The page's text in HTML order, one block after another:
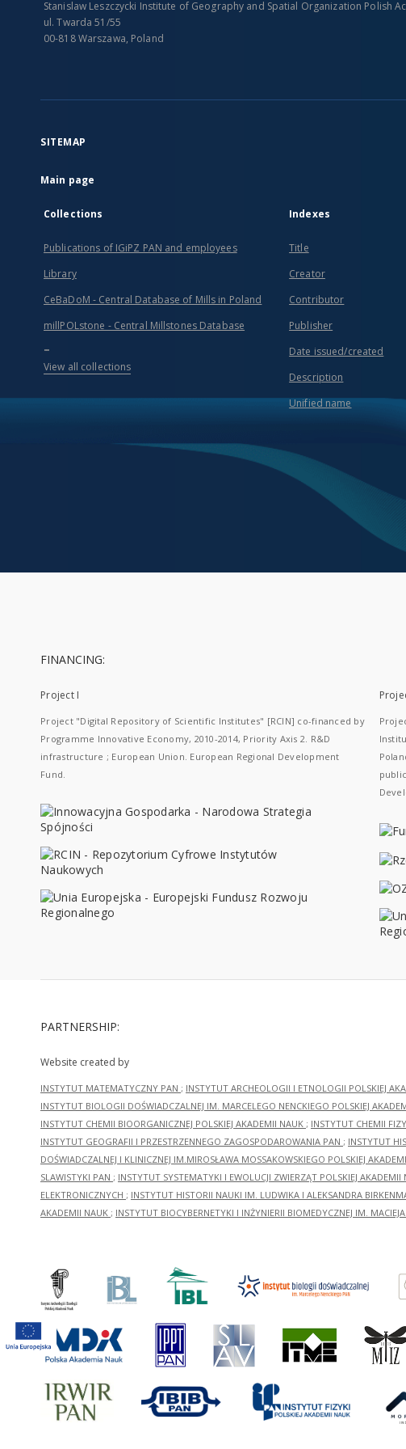
Stanislaw Leszczycki Institute of Geography and Spatial Organization Polish
ul. Twarda 51/55
00-818 Warszawa, Poland
SITEMAP
Main page
Collections
Publications of IGiPZ PAN and employees
Library
CeBaDoM - Central Database of Mills in Poland
millPOLstone - Central Millstones Database
...
View all collections
Indexes
Title
Creator
Contributor
Publisher
Date issued/created
Description
Unified name
FINANCING:
Project I
Project "Digital Repository of Scientific Institutes" [RCIN] co-financed by
Programme Innovative Economy, 2010-2014, Priority Axis 2. R&D
infrastructure ; European Union. European Regional Development
Fund.
PARTNERSHIP:
Website created by
INSTYTUT MATEMATYCZNY PAN ; INSTYTUT ARCHEOLOGII I ETNOLOGII POLSKIEJ
INSTYTUT BIOLOGII DOŚWIADCZALNEJ IM. MARCELEGO NENCKIEGO POLSKIEJ
INSTYTUT CHEMII BIOORGANICZNEJ POLSKIEJ AKADEMII NAUK ; INSTYTUT CHEMII
INSTYTUT GEOGRAFII I PRZESTRZENNEGO ZAGOSPODAROWANIA PAN ; INSTYTUT
DOŚWIADCZALNEJ I KLINICZNEJ IM.MIROSŁAWA MOSSAKOWSKIEGO POLSKIEJ
SLAWISTYKI PAN ; INSTYTUT SYSTEMATYKI I EWOLUCJI ZWIERZĄT POLSKIEJ AKADEMII
ELEKTRONICZNYCH ; INSTYTUT HISTORII NAUKI IM. LUDWIKA I ALEKSANDRA
AKADEMII NAUK ; INSTYTUT BIOCYBERNETYKI I INŻYNIERII BIOMEDYCZNEJ IM.